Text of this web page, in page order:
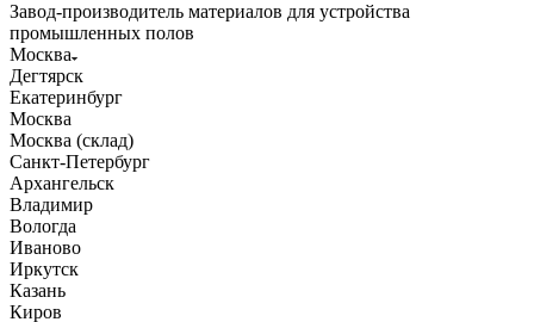
Завод-производитель материалов для устройства
промышленных полов
Москва
Дегтярск
Екатеринбург
Москва
Москва (склад)
Санкт-Петербург
Архангельск
Владимир
Вологда
Иваново
Иркутск
Казань
Киров